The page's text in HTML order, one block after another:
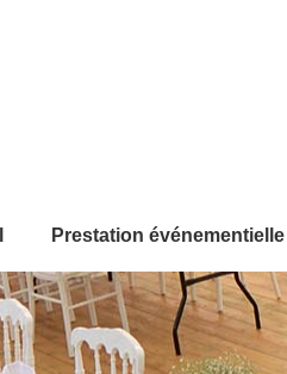
Prestation événementielle